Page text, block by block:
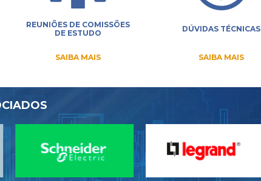
REUNIÕES DE COMISSÕES
DE ESTUDO
SAIBA MAIS
DÚVIDAS TÉCNICAS
SAIBA MAIS